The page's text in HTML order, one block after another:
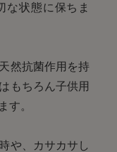
な状態に保ちま
然抗菌作用を持
もちろん子供用
す。
や、カサカサし